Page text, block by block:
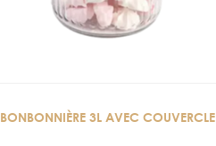
BONBONNIÈRE 3L AVEC COUVERCLE